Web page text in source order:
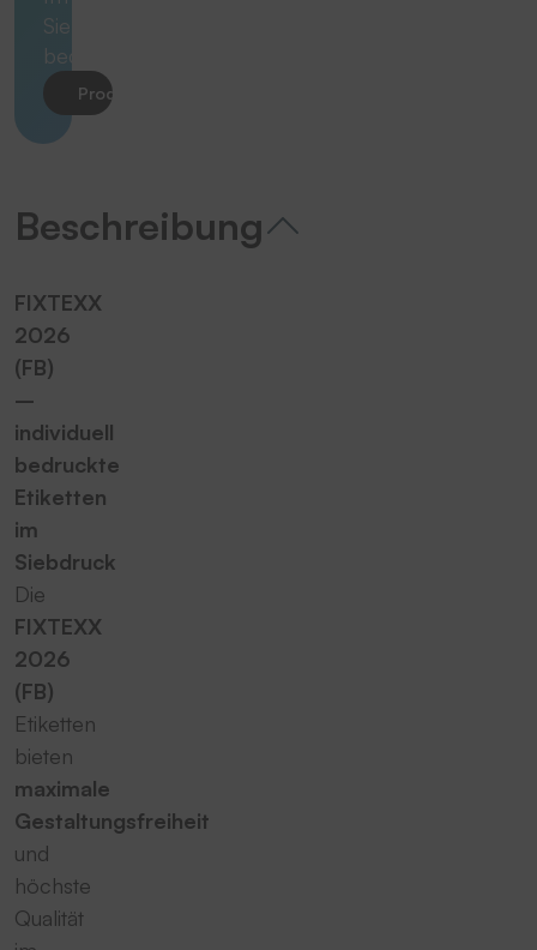
Siebdruck
bedruckt
Produkt anfragen
Beschreibung
FIXTEXX
2026
(FB)
–
individuell
bedruckte
Etiketten
im
Siebdruck
Die
FIXTEXX
2026
(FB)
Etiketten
bieten
maximale
Gestaltungsfreiheit
und
höchste
Qualität